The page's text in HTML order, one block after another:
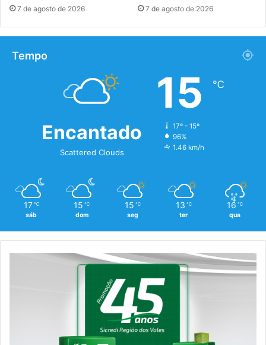
7 de agosto de 2026 7 de agosto de 2026
Tempo
Encantado
Scattered Clouds
15 ℃
17º - 15º
96%
1.46 km/h
17 ℃
sáb
15 ℃
dom
15 ℃
seg
13 ℃
ter
16 ℃
qua